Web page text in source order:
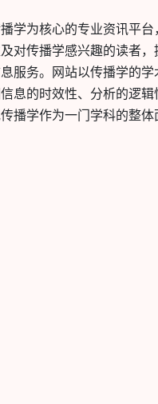
学为核心的专业资讯平台
对传播学感兴趣的读者，
服务。网站以传播学的学
息的时效性、分析的逻
播学作为一门学科的整体